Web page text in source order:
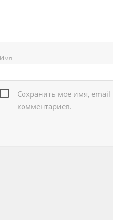
Имя
Сохранить моё имя, email
комментариев.